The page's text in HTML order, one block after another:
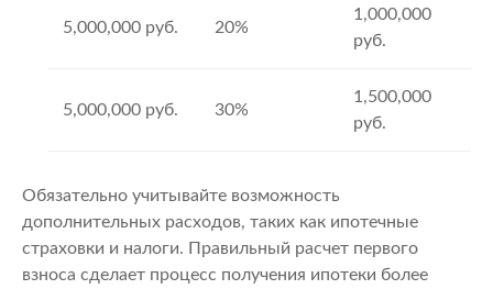
5,000,000 руб. 20%
1,000,000
руб.
5,000,000 руб. 30%
1,500,000
руб.
Обязательно учитывайте возможность
дополнительных расходов, таких как ипотечные
страховки и налоги. Правильный расчет первого
взноса сделает процесс получения ипотеки более